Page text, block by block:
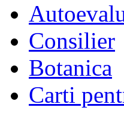
Consilier
Botanica
Carti